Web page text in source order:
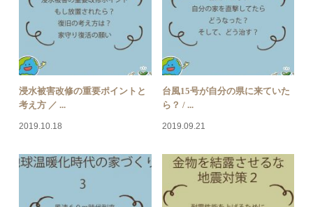
浸水被害改修の重要ポイントと
考え方 ／ ...
2019.10.18
台風15号が自分の県に来ていた
ら？ / ...
2019.09.21